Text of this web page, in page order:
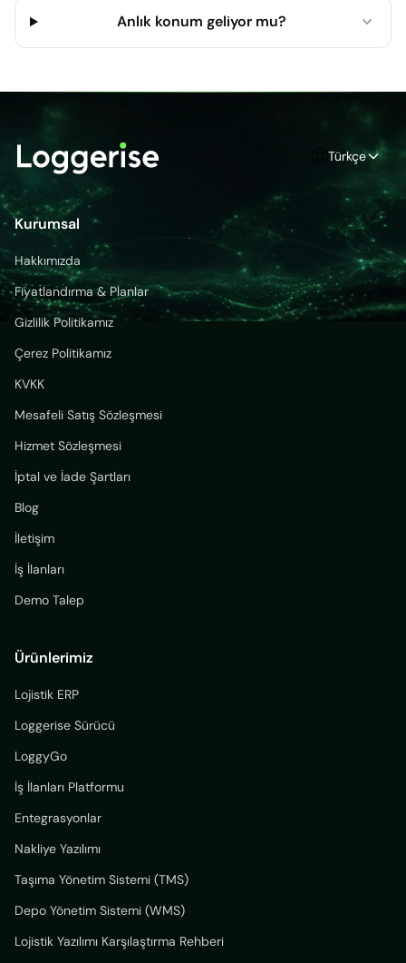
Anlık konum geliyor mu?
Türkçe
Kurumsal
Hakkımızda
Fiyatlandırma & Planlar
Gizlilik Politikamız
Çerez Politikamız
KVKK
Mesafeli Satış Sözleşmesi
Hizmet Sözleşmesi
İptal ve İade Şartları
Blog
İletişim
İş İlanları
Demo Talep
Ürünlerimiz
Lojistik ERP
Loggerise Sürücü
LoggyGo
İş İlanları Platformu
Entegrasyonlar
Nakliye Yazılımı
Taşıma Yönetim Sistemi (TMS)
Depo Yönetim Sistemi (WMS)
Lojistik Yazılımı Karşılaştırma Rehberi